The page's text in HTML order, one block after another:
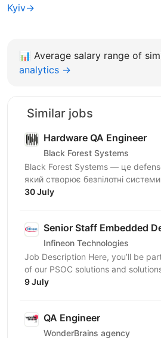
Kyiv→
📊 Average salary range of
analytics →
Similar jobs
Hardware QA Engineer
Black Forest Systems
Black Forest Systems — це
який створює безпілотні
спроєктовані для реальних
30 July
Senior Staff Embedded
Infineon Technologies
Job Description Here, you’ll be
of our PSOC solutions and
systems and lead the projects that
9 July
QA Engineer
WonderBrains agency